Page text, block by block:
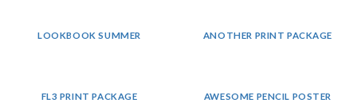
LOOKBOOK SUMMER ANOTHER PRINT PACKAGE
FL3 PRINT PACKAGE AWESOME PENCIL POSTER